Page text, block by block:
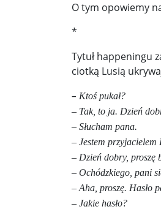
O tym opowiemy
*
Tytuł happeningu
ciotką Lusią
– Ktoś pukał?
– Tak, to ja. Dzień
– Słucham pana.
– Jestem przyjacielem
– Dzień dobry, proszę
– Ochódzkiego, pani
– Aha, proszę. Hasło
– Jakie hasło?